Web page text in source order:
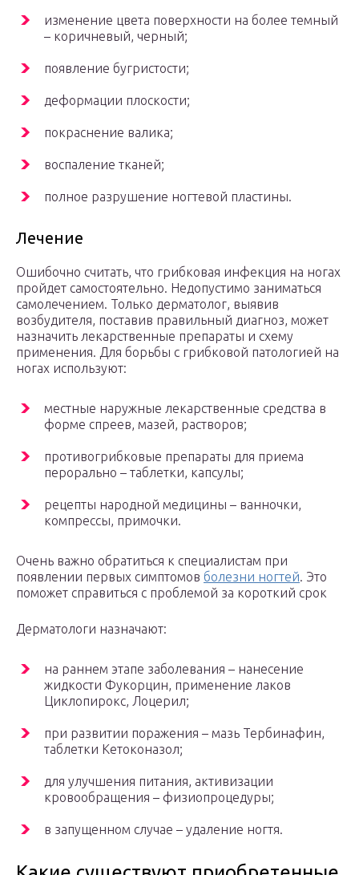
изменение цвета поверхности на более темный
– коричневый, черный;
появление бугристости;
деформации плоскости;
покраснение валика;
воспаление тканей;
полное разрушение ногтевой пластины.
Лечение
Ошибочно считать, что грибковая инфекция на ногах
пройдет самостоятельно. Недопустимо заниматься
самолечением. Только дерматолог, выявив
возбудителя, поставив правильный диагноз, может
назначить лекарственные препараты и схему
применения. Для борьбы с грибковой патологией на
ногах используют:
местные наружные лекарственные средства в
форме спреев, мазей, растворов;
противогрибковые препараты для приема
перорально – таблетки, капсулы;
рецепты народной медицины – ванночки,
компрессы, примочки.
Очень важно обратиться к специалистам при
появлении первых симптомов болезни ногтей. Это
поможет справиться с проблемой за короткий срок
Дерматологи назначают:
на раннем этапе заболевания – нанесение
жидкости Фукорцин, применение лаков
Циклопирокс, Лоцерил;
при развитии поражения – мазь Тербинафин,
таблетки Кетоконазол;
для улучшения питания, активизации
кровообращения – физиопроцедуры;
в запущенном случае – удаление ногтя.